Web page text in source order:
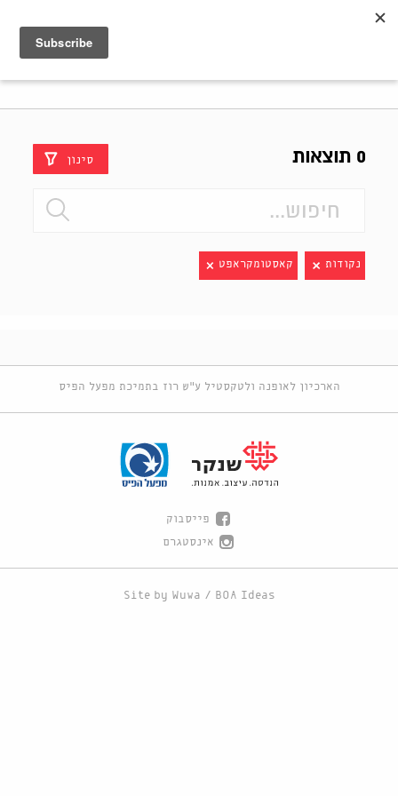
0 תוצאות סינון
נקודות קאסטומקראפט
הארכיון לאופנה ולטקסטיל ע"ש רוז בתמיכת מפעל הפיס
פייסבוק
אינסטגרם
Site by Wuwa / BOA Ideas